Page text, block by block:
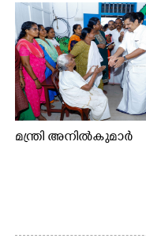
മന്ത്രി അനിൽകുമാർ